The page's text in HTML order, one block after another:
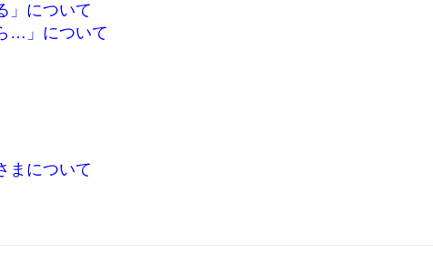
」について
…」について
まについて